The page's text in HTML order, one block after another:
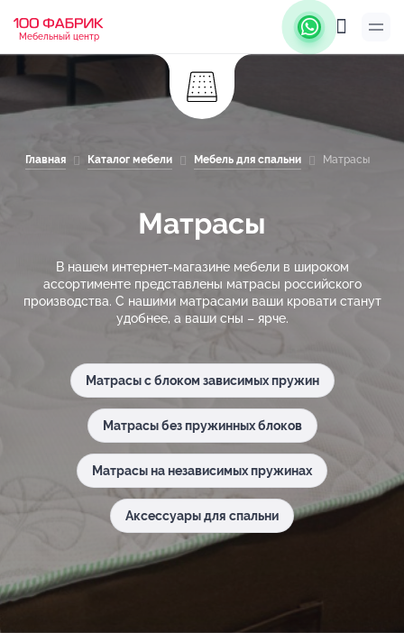
Мебельный центр
Главная Каталог мебели Мебель для спальни Матрасы
Матрасы
В нашем интернет-магазине мебели в широком
ассортименте представлены матрасы российского
производства. С нашими матрасами ваши кровати станут
удобнее, а ваши сны – ярче.
Матрасы с блоком зависимых пружин
Матрасы без пружинных блоков
Матрасы на независимых пружинах
Аксессуары для спальни